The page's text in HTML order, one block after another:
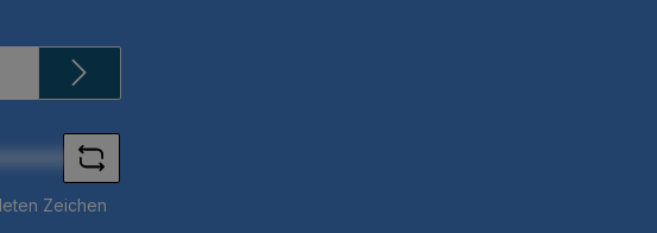
Jahr Garantie (außer
Zeichen